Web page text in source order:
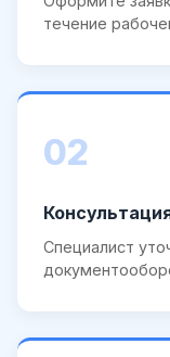
течение
02
Специалист